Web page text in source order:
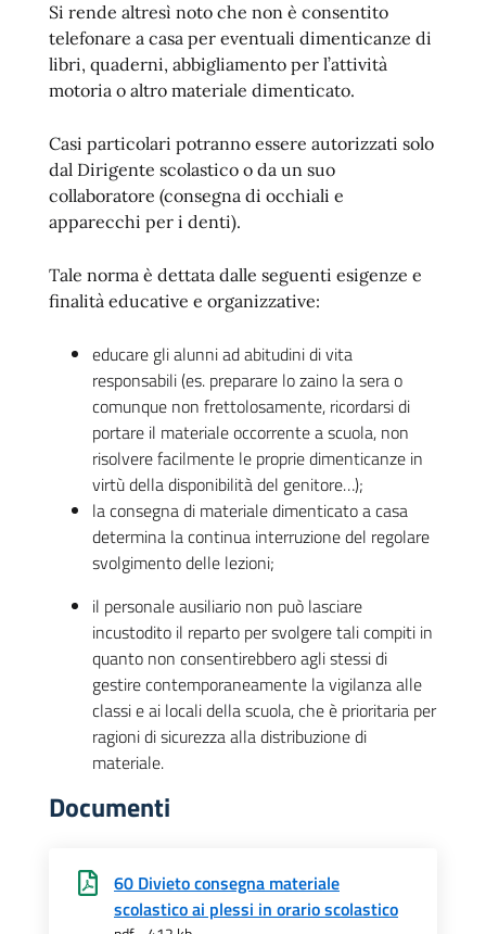
Si rende altresì noto che non è consentito
telefonare a casa per eventuali dimenticanze di
libri, quaderni, abbigliamento per l’attività
motoria o altro materiale dimenticato.
Casi particolari potranno essere autorizzati solo
dal Dirigente scolastico o da un suo
collaboratore (consegna di occhiali e
apparecchi per i denti).
Tale norma è dettata dalle seguenti esigenze e
finalità educative e organizzative:
educare gli alunni ad abitudini di vita
responsabili (es. preparare lo zaino la sera o
comunque non frettolosamente, ricordarsi di
portare il materiale occorrente a scuola, non
risolvere facilmente le proprie dimenticanze in
virtù della disponibilità del genitore…);
la consegna di materiale dimenticato a casa
determina la continua interruzione del regolare
svolgimento delle lezioni;
il personale ausiliario non può lasciare
incustodito il reparto per svolgere tali compiti in
quanto non consentirebbero agli stessi di
gestire contemporaneamente la vigilanza alle
classi e ai locali della scuola, che è prioritaria per
ragioni di sicurezza alla distribuzione di
materiale.
Documenti
60 Divieto consegna materiale
scolastico ai plessi in orario scolastico